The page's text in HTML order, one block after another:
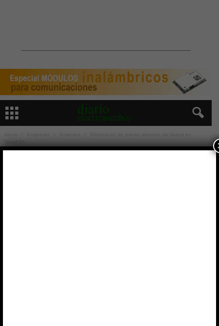
Empresas Acuerdos
Bibliotecas de piezas abiertas de Seeed en
SnspEDA